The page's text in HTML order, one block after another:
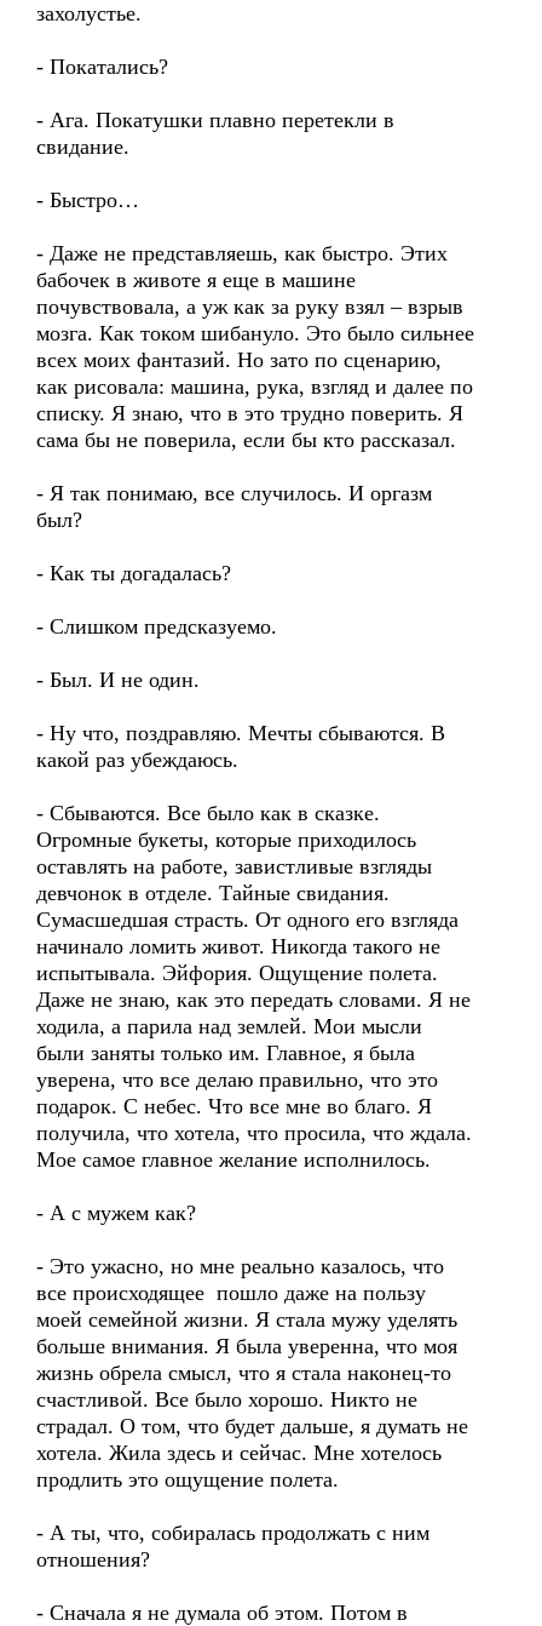
захолустье.
- Покатались?
- Ага. Покатушки плавно перетекли в
свидание.
- Быстро…
- Даже не представляешь, как быстро. Этих
бабочек в животе я еще в машине
почувствовала, а уж как за руку взял – взрыв
мозга. Как током шибануло. Это было сильнее
всех моих фантазий. Но зато по сценарию,
как рисовала: машина, рука, взгляд и далее по
списку. Я знаю, что в это трудно поверить. Я
сама бы не поверила, если бы кто рассказал.
- Я так понимаю, все случилось. И оргазм
был?
- Как ты догадалась?
- Слишком предсказуемо.
- Был. И не один.
- Ну что, поздравляю. Мечты сбываются. В
какой раз убеждаюсь.
- Сбываются. Все было как в сказке.
Огромные букеты, которые приходилось
оставлять на работе, завистливые взгляды
девчонок в отделе. Тайные свидания.
Сумасшедшая страсть. От одного его взгляда
начинало ломить живот. Никогда такого не
испытывала. Эйфория. Ощущение полета.
Даже не знаю, как это передать словами. Я не
ходила, а парила над землей. Мои мысли
были заняты только им. Главное, я была
уверена, что все делаю правильно, что это
подарок. С небес. Что все мне во благо. Я
получила, что хотела, что просила, что ждала.
Мое самое главное желание исполнилось.
- А с мужем как?
- Это ужасно, но мне реально казалось, что
все происходящее пошло даже на пользу
моей семейной жизни. Я стала мужу уделять
больше внимания. Я была уверенна, что моя
жизнь обрела смысл, что я стала наконец-то
счастливой. Все было хорошо. Никто не
страдал. О том, что будет дальше, я думать не
хотела. Жила здесь и сейчас. Мне хотелось
продлить это ощущение полета.
- А ты, что, собиралась продолжать с ним
отношения?
- Сначала я не думала об этом. Потом в